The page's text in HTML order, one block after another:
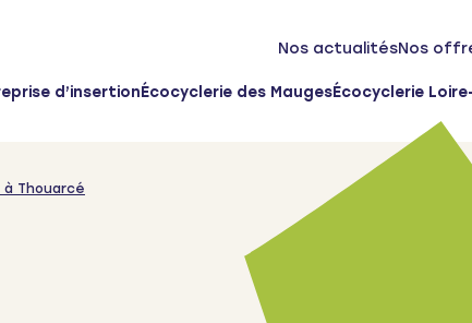
d’insertionÉcocyclerie des MaugesÉcocyclerie
Nos actualitésNos
à Thouarcé